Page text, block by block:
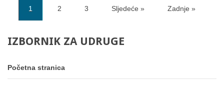
1 2 3 Sljedeće » Zadnje »
IZBORNIK ZA UDRUGE
Početna stranica